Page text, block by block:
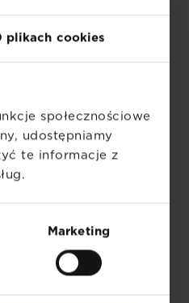
plikach cookies
społecznościowe
udostępniamy
te informacje z
Marketing